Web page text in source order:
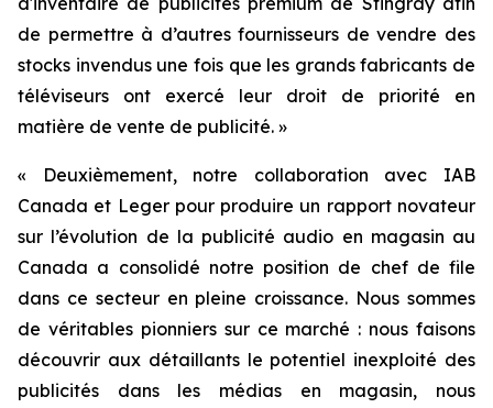
de permettre à d’autres fournisseurs de vendre des
stocks invendus une fois que les grands fabricants de
téléviseurs ont exercé leur droit de priorité en
matière de vente de publicité. »
« Deuxièmement, notre collaboration avec IAB
Canada et Leger pour produire un rapport novateur
sur l’évolution de la publicité audio en magasin au
Canada a consolidé notre position de chef de file
dans ce secteur en pleine croissance. Nous sommes
de véritables pionniers sur ce marché : nous faisons
découvrir aux détaillants le potentiel inexploité des
publicités dans les médias en magasin, nous